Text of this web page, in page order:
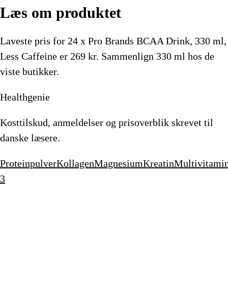
Læs om produktet
Laveste pris for 24 x Pro Brands BCAA Drink, 330 ml,
Less Caffeine er 269 kr. Sammenlign 330 ml hos de
viste butikker.
Healthgenie
Kosttilskud, anmeldelser og prisoverblik skrevet til
danske læsere.
ProteinpulverKollagenMagnesiumKreatin
3